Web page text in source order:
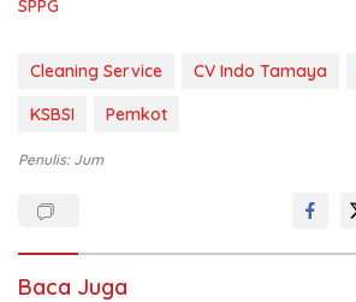
SPPG
Cleaning Service CV Indo Tamaya
KSBSI
Pemkot
Penulis: Jum
Baca Juga